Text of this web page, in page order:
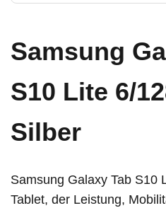
Samsung
S10 Lite 6/
Silber
Samsung Galaxy Tab S10
Tablet, der Leistung,